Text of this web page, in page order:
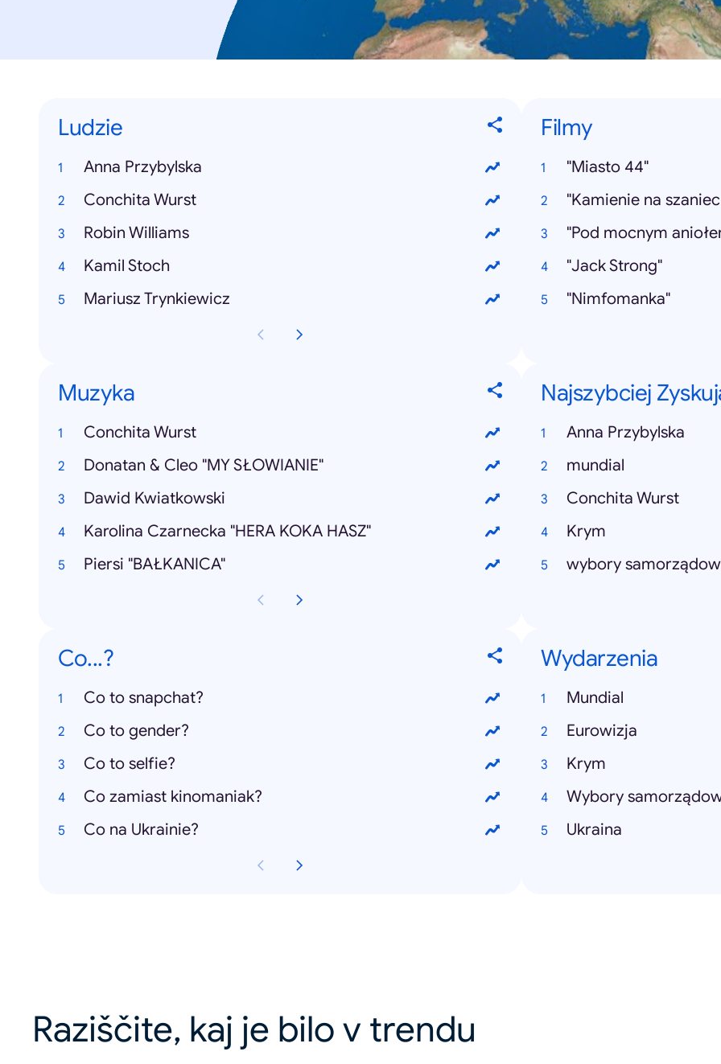
Ludzie
Anna Przybylska
Conchita Wurst
Robin Williams
Kamil Stoch
Mariusz Trynkiewicz
Filmy
"Miasto 44"
"Kamienie na
"Pod mocnym
"Jack Strong"
"Nimfomanka"
Muzyka
Conchita Wurst
Donatan & Cleo "MY SŁOWIANIE"
Dawid Kwiatkowski
Karolina Czarnecka "HERA KOKA HASZ"
Piersi "BAŁKANICA"
Najszybciej
Anna Przybylska
mundial
Conchita Wurst
Krym
wybory
Co...?
Co to snapchat?
Co to gender?
Co to selfie?
Co zamiast kinomaniak?
Co na Ukrainie?
Wydarzenia
Mundial
Eurowizja
Krym
Wybory
Ukraina
Raziščite, kaj je bilo v trendu